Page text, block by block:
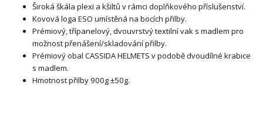
Široká škála plexi a kšiltů v rámci doplňkového příslušenství.
Kovová loga ESO umístěná na bocích přilby.
Prémiový, třípanelový, dvouvrstvý textilní vak s madlem pro
možnost přenášení/skladování přilby.
Prémiový obal CASSIDA HELMETS v podobě dvoudílné krabice
s madlem.
Hmotnost přilby 900g ±50g.